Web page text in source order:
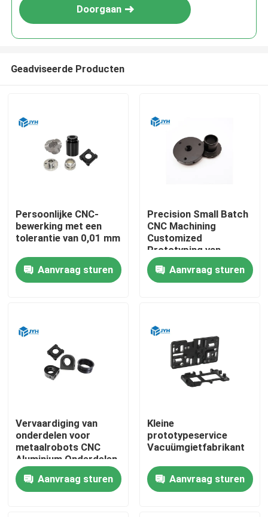
Diensten
Ongeveer ons
Kwaliteitscontrole
Nieuws
Gevallen
Doorgaan
Geadviseerde Producten
Persoonlijke CNC-
bewerking met een
tolerantie van 0,01 mm
Aanvraag sturen
Precision Small Batch
CNC Machining
Customized
Prototyping van
roestvrij staal
Aanvraag sturen
Vervaardiging van
onderdelen voor
metaalrobots CNC
Aluminium Onderdelen
voor het verwerken
van lage volumes
Aanvraag sturen
Kleine
prototypeservice
Vacuümgietfabrikant
Aanvraag sturen